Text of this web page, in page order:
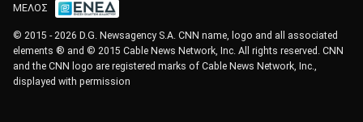
ΜΕΛΟΣ
© 2015 - 2026 D.G. Newsagency S.A. CNN name, logo and all associated
elements ® and © 2015 Cable News Network, Inc. All rights reserved. CNN
and the CNN logo are registered marks of Cable News Network, Inc.,
displayed with permission